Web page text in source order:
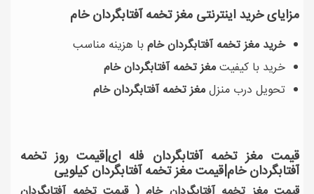
مزایای خرید اینترنتی مغز تخمه آفتابگردان خام
خرید مغز تخمه آفتابگردان خامبا هزینه مناسب
خرید با کیفیتمغز تخمه آفتابگردان خام
تحویل درب منزلمغز تخمه آفتابگردان خام
قیمت مغز تخمه آفتابگردان فله ای|قیمت روز تخمه
آفتابگردان خام|قیمت مغز تخمه آفتابگردان کیلویی